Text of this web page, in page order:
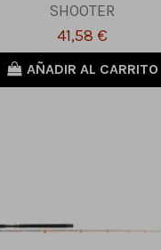
SHOOTER
41,58 €
AÑADIR AL CARRITO